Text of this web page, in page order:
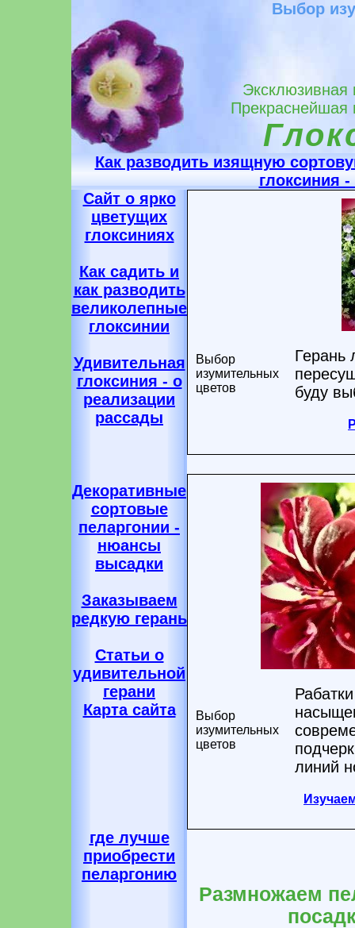
Выбор
Эксклюзивная
Прекраснейшая
Как разводить изящную
глоксиния
Сайт о ярко
цветущих
глоксиниях
Как садить и
как разводить
великолепные
глоксинии
Удивительная
глоксиния - о
реализации
рассады
Декоративные
сортовые
пеларгонии -
нюансы
высадки
Заказываем
редкую герань
Статьи о
удивительной
герани
Карта сайта
где лучше
приобрести
пеларгонию
Выбор
изумительных
цветов
Герань
буду
Выбор
изумительных
цветов
линий
Размножаем